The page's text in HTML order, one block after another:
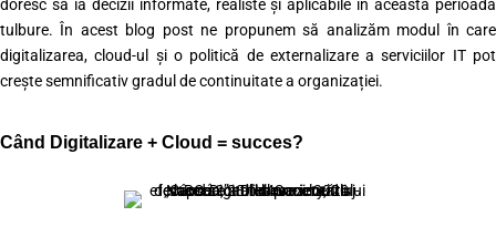
doresc să ia decizii informate, realiste și aplicabile în această perioadă
tulbure. În acest blog post ne propunem să analizăm modul în care
digitalizarea, cloud-ul și o politică de externalizare a serviciilor IT pot
crește semnificativ gradul de continuitate a organizației.
Când Digitalizare + Cloud = succes?